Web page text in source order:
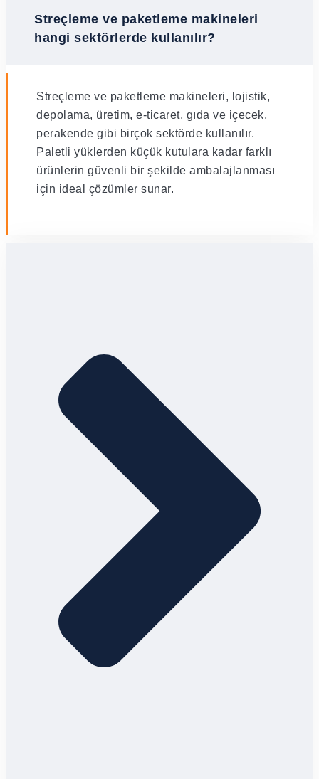
Streçleme ve paketleme makineleri
hangi sektörlerde kullanılır?
Streçleme ve paketleme makineleri, lojistik,
depolama, üretim, e-ticaret, gıda ve içecek,
perakende gibi birçok sektörde kullanılır.
Paletli yüklerden küçük kutulara kadar farklı
ürünlerin güvenli bir şekilde ambalajlanması
için ideal çözümler sunar.